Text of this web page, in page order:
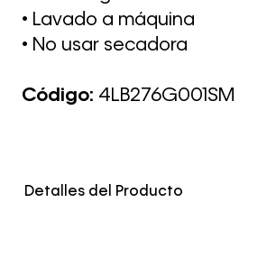
• Lavado a máquina
• No usar secadora
Código: 4LB276G001SM
Detalles del Producto